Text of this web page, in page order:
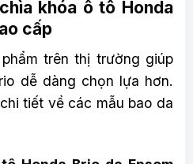
khóa ô tô Honda
cấp
trên thị trường giúp
dễ dàng chọn lựa hơn.
tiết về các mẫu bao da